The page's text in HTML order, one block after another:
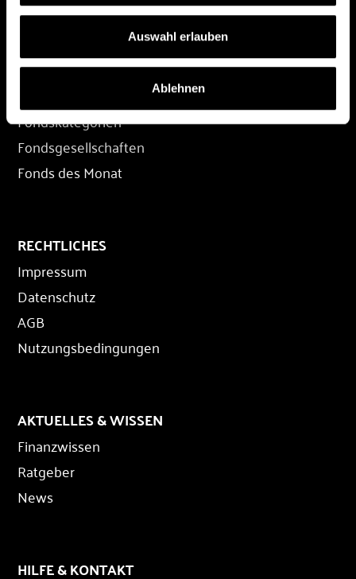
Auswahl erlauben
Ablehnen
FONDS
Fondskategorien
Fondsgesellschaften
Fonds des Monat
RECHTLICHES
Impressum
Datenschutz
AGB
Nutzungsbedingungen
AKTUELLES & WISSEN
Finanzwissen
Ratgeber
News
HILFE & KONTAKT